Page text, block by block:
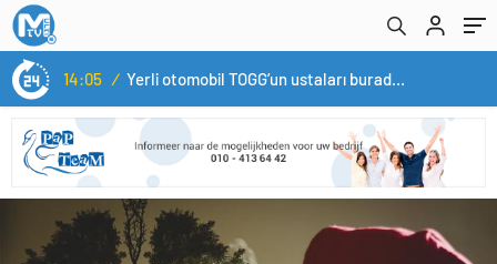
14:05 / Yerli otomobil TOGG’un ustaları burada yetişecek